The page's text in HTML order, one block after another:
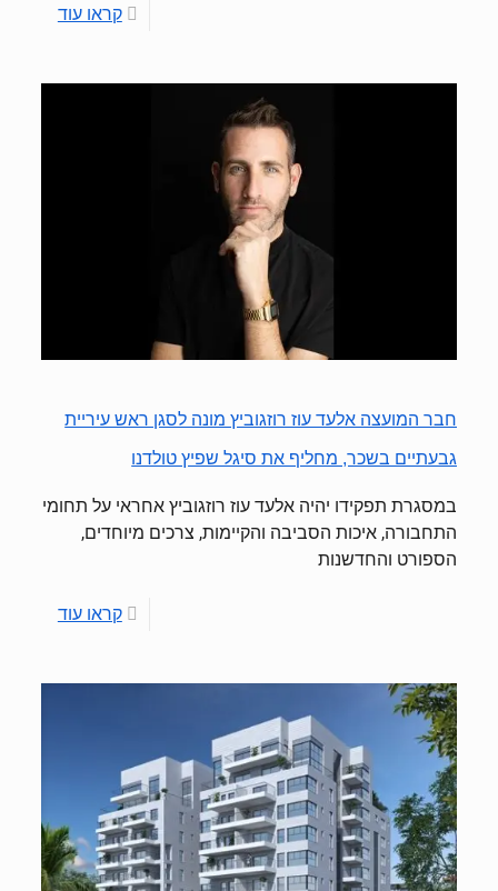
קראו עוד
חבר המועצה אלעד עוז רוזגוביץ מונה לסגן ראש עיריית
גבעתיים בשכר, מחליף את סיגל שפיץ טולדנו
במסגרת תפקידו יהיה אלעד עוז רוזגוביץ אחראי על תחומי
התחבורה, איכות הסביבה והקיימות, צרכים מיוחדים,
הספורט והחדשנות
קראו עוד